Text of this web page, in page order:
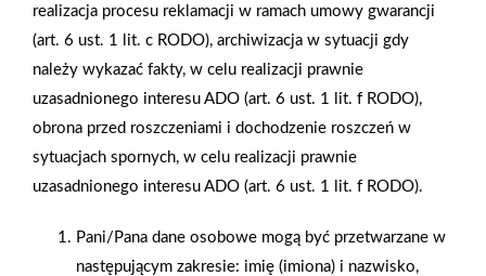
2026-01-15
Grupa PSB Handel S.A.
gra z WOŚP. Powstała
firmowa eSkarbonka na
dziecięcej
2026-01-12
Zacisze S.A. dołącza do
Grupy PSB. Sieć kończy
rok strategicznym
rebrandingu
realizacja procesu reklamacji w ramach umowy gwarancji
(art. 6 ust. 1 lit. c RODO), archiwizacja w sytuacji gdy
należy wykazać fakty, w celu realizacji prawnie
uzasadnionego interesu ADO (art. 6 ust. 1 lit. f RODO),
obrona przed roszczeniami i dochodzenie roszczeń w
sytuacjach spornych, w celu realizacji prawnie
uzasadnionego interesu ADO (art. 6 ust. 1 lit. f RODO).
Pani/Pana dane osobowe mogą być przetwarzane w
następującym zakresie: imię (imiona) i nazwisko,